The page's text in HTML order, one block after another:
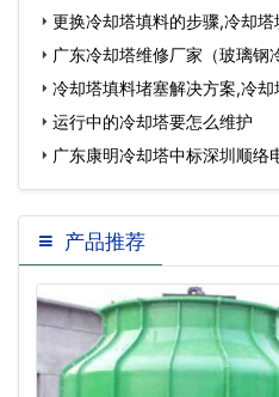
更换冷却塔填料的步骤,冷却塔
广东冷却塔维修厂家（玻璃钢
冷却塔填料堵塞解决方案,冷
运行中的冷却塔要怎么维护
广东康明冷却塔中标深圳顺络
程…
产品推荐